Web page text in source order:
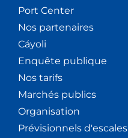
Port Center
Nos partenaires
Cáyoli
Enquête publique
Nos tarifs
Marchés publics
Organisation
Prévisionnels d'escales